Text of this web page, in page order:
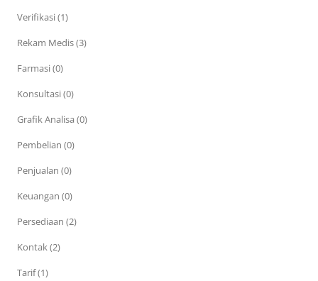
Verifikasi (1)
Rekam Medis (3)
Farmasi (0)
Konsultasi (0)
Grafik Analisa (0)
Pembelian (0)
Penjualan (0)
Keuangan (0)
Persediaan (2)
Kontak (2)
Tarif (1)